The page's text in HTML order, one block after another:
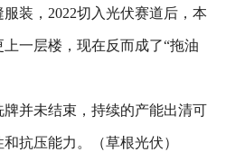
装，2022切入光伏赛道后，本
一层楼，现在反而成了“拖油
并未结束，持续的产能出清可
抗压能力。（草根光伏）